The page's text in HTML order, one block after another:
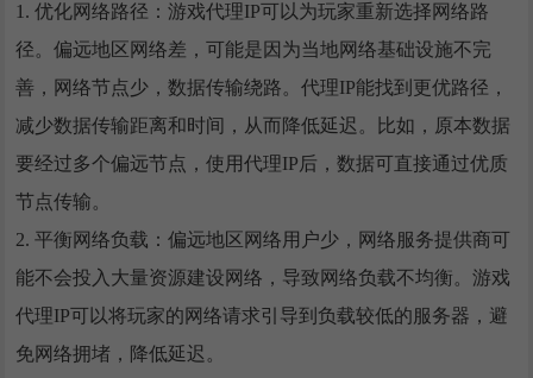
1. 优化网络路径：游戏代理IP可以为玩家重新选择网络路
径。偏远地区网络差，可能是因为当地网络基础设施不完
善，网络节点少，数据传输绕路。代理IP能找到更优路径，
减少数据传输距离和时间，从而降低延迟。比如，原本数据
要经过多个偏远节点，使用代理IP后，数据可直接通过优质
节点传输。
2. 平衡网络负载：偏远地区网络用户少，网络服务提供商可
能不会投入大量资源建设网络，导致网络负载不均衡。游戏
代理IP可以将玩家的网络请求引导到负载较低的服务器，避
免网络拥堵，降低延迟。